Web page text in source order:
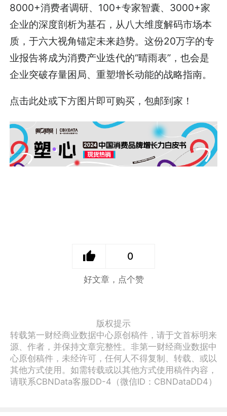
8000+消费者调研、100+专家智囊、3000+家
企业的深度剖析为基石，从八大维度解码市场本
质，于六大视角锚定未来趋势。这份20万字的专
业报告将成为消费产业迭代的“晴雨表”，也会是
企业突破存量困局、重塑增长动能的战略指南。
点击此处或下方图片即可购买，包邮到家！
0
好文章，点个赞
版权提示
转载第一财经商业数据中心原创稿件，请于文首标明来
源、作者，并保持文章完整性。非第一财经商业数据中
心原创稿件，未经许可，任何人不得复制、转载、或以
其他方式使用。如需转载或以其他方式使用稿件内容，
请联系CBNData客服DD-4（微信ID：CBNDataDD4）